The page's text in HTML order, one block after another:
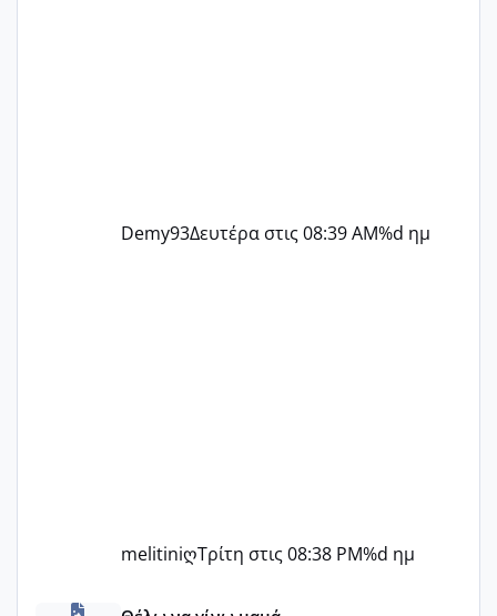
Demy93Δευτέρα στις 08:39 AM%d ημ
melitiniღΤρίτη στις 08:38 PM%d ημ
Πόσες είμαστε κοντά 40 και προσπαθούμε;;